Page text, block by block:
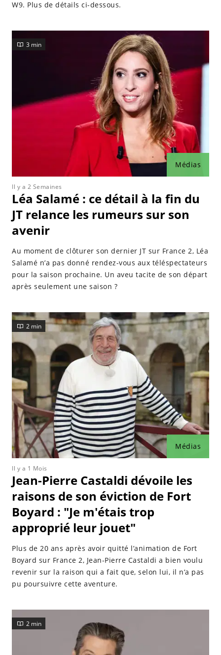
W9. Plus de détails ci-dessous.
Médias
3 min
Il y a 2 Semaines
Léa Salamé : ce détail à la fin du
JT relance les rumeurs sur son
avenir
Au moment de clôturer son dernier JT sur France 2, Léa
Salamé n’a pas donné rendez-vous aux téléspectateurs
pour la saison prochaine. Un aveu tacite de son départ
après seulement une saison ?
Médias
2 min
Il y a 1 Mois
Jean-Pierre Castaldi dévoile les
raisons de son éviction de Fort
Boyard : "Je m'étais trop
approprié leur jouet"
Plus de 20 ans après avoir quitté l’animation de Fort
Boyard sur France 2, Jean-Pierre Castaldi a bien voulu
revenir sur la raison qui a fait que, selon lui, il n’a pas
pu poursuivre cette aventure.
2 min